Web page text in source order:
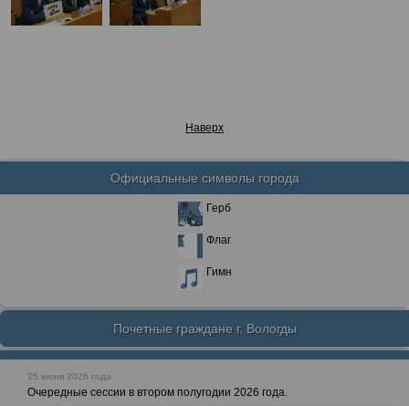
Наверх
Официальные символы города
Герб
Флаг
Гимн
Почетные граждане г. Вологды
25 июня 2026 года
Очередные сессии в втором полугодии 2026 года.